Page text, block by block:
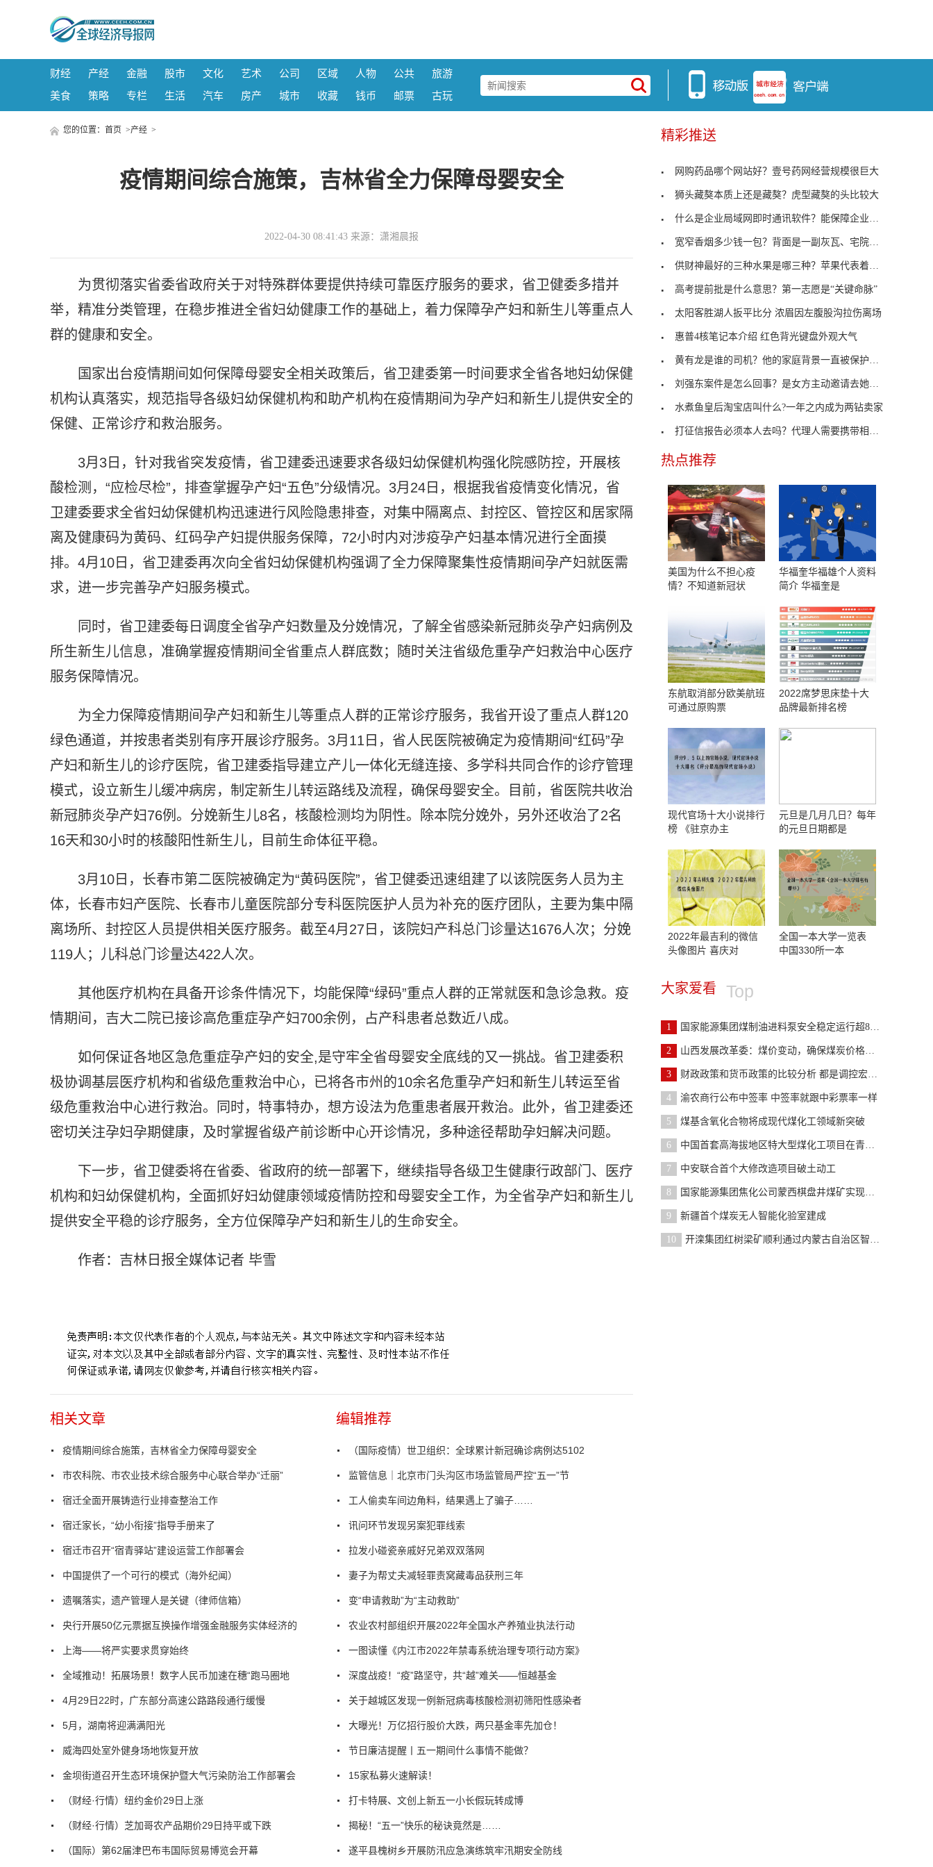
财经 产经 金融 股市 文化 艺术 公司 区域 人物 公共
旅游
美食
策略 专栏 生活 汽车 房产 城市 收藏 钱币 邮票 古玩
您的位置： 首页 >产经 >
疫情期间综合施策，吉林省全力保障母婴安全
2022-04-30 08:41:43 来源：潇湘晨报
为贯彻落实省委省政府关于对特殊群体要提供持续可靠医疗服务的要求，省卫健委多措并
举，精准分类管理，在稳步推进全省妇幼健康工作的基础上，着力保障孕产妇和新生儿等重点人
群的健康和安全。
国家出台疫情期间如何保障母婴安全相关政策后，省卫建委第一时间要求全省各地妇幼保健
机构认真落实，规范指导各级妇幼保健机构和助产机构在疫情期间为孕产妇和新生儿提供安全的
保健、正常诊疗和救治服务。
3月3日，针对我省突发疫情，省卫建委迅速要求各级妇幼保健机构强化院感防控，开展核
酸检测，“应检尽检”，排查掌握孕产妇“五色”分级情况。3月24日，根据我省疫情变化情况，省
卫建委要求全省妇幼保健机构迅速进行风险隐患排查，对集中隔离点、封控区、管控区和居家隔
离及健康码为黄码、红码孕产妇提供服务保障，72小时内对涉疫孕产妇基本情况进行全面摸
排。4月10日，省卫建委再次向全省妇幼保健机构强调了全力保障聚集性疫情期间孕产妇就医需
求，进一步完善孕产妇服务模式。
同时，省卫建委每日调度全省孕产妇数量及分娩情况，了解全省感染新冠肺炎孕产妇病例及
所生新生儿信息，准确掌握疫情期间全省重点人群底数；随时关注省级危重孕产妇救治中心医疗
服务保障情况。
为全力保障疫情期间孕产妇和新生儿等重点人群的正常诊疗服务，我省开设了重点人群120
绿色通道，并按患者类别有序开展诊疗服务。3月11日，省人民医院被确定为疫情期间“红码”孕
产妇和新生儿的诊疗医院，省卫建委指导建立产儿一体化无缝连接、多学科共同合作的诊疗管理
模式，设立新生儿缓冲病房，制定新生儿转运路线及流程，确保母婴安全。目前，省医院共收治
新冠肺炎孕产妇76例。分娩新生儿8名，核酸检测均为阴性。除本院分娩外，另外还收治了2名
16天和30小时的核酸阳性新生儿，目前生命体征平稳。
3月10日，长春市第二医院被确定为“黄码医院”，省卫健委迅速组建了以该院医务人员为主
体，长春市妇产医院、长春市儿童医院部分专科医院医护人员为补充的医疗团队，主要为集中隔
离场所、封控区人员提供相关医疗服务。截至4月27日，该院妇产科总门诊量达1676人次；分娩
119人；儿科总门诊量达422人次。
其他医疗机构在具备开诊条件情况下，均能保障“绿码”重点人群的正常就医和急诊急救。疫
情期间，吉大二院已接诊高危重症孕产妇700余例，占产科患者总数近八成。
如何保证各地区急危重症孕产妇的安全,是守牢全省母婴安全底线的又一挑战。省卫建委积
极协调基层医疗机构和省级危重救治中心，已将各市州的10余名危重孕产妇和新生儿转运至省
级危重救治中心进行救治。同时，特事特办，想方设法为危重患者展开救治。此外，省卫建委还
密切关注孕妇孕期健康，及时掌握省级产前诊断中心开诊情况，多种途径帮助孕妇解决问题。
下一步，省卫健委将在省委、省政府的统一部署下，继续指导各级卫生健康行政部门、医疗
机构和妇幼保健机构，全面抓好妇幼健康领域疫情防控和母婴安全工作，为全省孕产妇和新生儿
提供安全平稳的诊疗服务，全方位保障孕产妇和新生儿的生命安全。
作者：吉林日报全媒体记者 毕雪
相关文章
疫情期间综合施策，吉林省全力保障母婴安全
市农科院、市农业技术综合服务中心联合举办“迁丽”
宿迁全面开展铸造行业排查整治工作
宿迁家长，“幼小衔接”指导手册来了
宿迁市召开“宿青驿站”建设运营工作部署会
中国提供了一个可行的模式（海外纪闻）
遗嘱落实，遗产管理人是关键（律师信箱）
央行开展50亿元票据互换操作增强金融服务实体经济的
上海——将严实要求贯穿始终
全域推动！拓展场景！数字人民币加速在穗“跑马圈地
4月29日22时，广东部分高速公路路段通行缓慢
5月，湖南将迎满满阳光
威海四处室外健身场地恢复开放
金坝街道召开生态环境保护暨大气污染防治工作部署会
（财经·行情）纽约金价29日上涨
（财经·行情）芝加哥农产品期价29日持平或下跌
（国际）第62届津巴布韦国际贸易博览会开幕
编辑推荐
（国际疫情）世卫组织：全球累计新冠确诊病例达5102
监管信息｜北京市门头沟区市场监管局严控“五一”节
工人偷卖车间边角料，结果遇上了骗子……
讯问环节发现另案犯罪线索
拉发小碰瓷亲戚好兄弟双双落网
妻子为帮丈夫减轻罪责窝藏毒品获刑三年
变“申请救助”为“主动救助”
农业农村部组织开展2022年全国水产养殖业执法行动
一图读懂《内江市2022年禁毒系统治理专项行动方案》
深度战疫！“疫”路坚守，共“越”难关——恒越基金
关于越城区发现一例新冠病毒核酸检测初筛阳性感染者
大曝光！万亿招行股价大跌，两只基金率先加仓！
节日廉洁提醒丨五一期间什么事情不能做？
15家私募火速解读！
打卡特展、文创上新五一小长假玩转成博
揭秘！“五一”快乐的秘诀竟然是……
遂平县槐树乡开展防汛应急演练筑牢汛期安全防线
精彩推送
网购药品哪个网站好？壹号药网经营规模很巨大
狮头藏獒本质上还是藏獒？虎型藏獒的头比较大
什么是企业局域网即时通讯软件？能保障企业信息安全
宽窄香烟多少钱一包？背面是一副灰瓦、宅院、民俗组
供财神最好的三种水果是哪三种？苹果代表着平平安安
高考提前批是什么意思？第一志愿是“关键命脉”
太阳客胜湖人扳平比分 浓眉因左腹股沟拉伤离场
惠普4核笔记本介绍 红色背光键盘外观大气
黄有龙是谁的司机？他的家庭背景一直被保护的很好
刘强东案件是怎么回事？是女方主动邀请去她的公寓
水煮鱼皇后淘宝店叫什么?一年之内成为两钻卖家
打征信报告必须本人去吗？代理人需要携带相关资料
热点推荐
美国为什么不担心疫
情？不知道新冠状
华福奎华福雄个人资料
简介 华福奎是
东航取消部分欧美航班
可通过原购票
2022席梦思床垫十大
品牌最新排名榜
现代官场十大小说排行
榜 《驻京办主
元旦是几月几日？每年
的元旦日期都是
2022年最吉利的微信
头像图片 喜庆对
全国一本大学一览表
中国330所一本
大家爱看 Top
1 国家能源集团煤制油进料泵安全稳定运行超8000小时
2 山西发展改革委：煤价变动，确保煤炭价格在合理区间
3 财政政策和货币政策的比较分析 都是调控宏观经济的
4 渝农商行公布中签率 中签率就跟中彩票率一样
5 煤基含氧化合物将成现代煤化工领域新突破
6 中国首套高海拔地区特大型煤化工项目在青海格尔木开
7 中安联合首个大修改造项目破土动工
8 国家能源集团焦化公司蒙西棋盘井煤矿实现液体浓度自
9 新疆首个煤炭无人智能化验室建成
10 开滦集团红树梁矿顺利通过内蒙古自治区智能化矿井验